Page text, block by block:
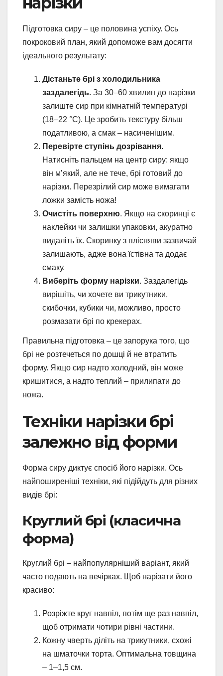
Підготовка сиру – це половина успіху. Ось
покроковий план, який допоможе вам досягти
ідеального результату:
Дістаньте брі з холодильника
заздалегідь. За 30–60 хвилин до нарізки
залиште сир при кімнатній температурі
(18–22 °C). Це зробить текстуру більш
податливою, а смак – насиченішим.
Перевірте ступінь дозрівання.
Натисніть пальцем на центр сиру: якщо
він м’який, але не тече, брі готовий до
нарізки. Перезрілий сир може вимагати
ложки замість ножа!
Очистіть поверхню. Якщо на скоринці є
наклейки чи залишки упаковки, акуратно
видаліть їх. Скоринку з плісняви зазвичай
залишають, адже вона їстівна та додає
смаку.
Виберіть форму нарізки. Заздалегідь
вирішіть, чи хочете ви трикутники,
скибочки, кубики чи, можливо, просто
розмазати брі по крекерах.
Правильна підготовка – це запорука того, що
брі не розтечеться по дошці й не втратить
форму. Якщо сир надто холодний, він може
кришитися, а надто теплий – прилипати до
ножа.
Техніки нарізки брі
залежно від форми
Форма сиру диктує спосіб його нарізки. Ось
найпоширеніші техніки, які підійдуть для різних
видів брі:
Круглий брі (класична
форма)
Круглий брі – найпопулярніший варіант, який
часто подають на вечірках. Щоб нарізати його
красиво:
Розріжте круг навпіл, потім ще раз навпіл,
щоб отримати чотири рівні частини.
Кожну чверть діліть на трикутники, схожі
на шматочки торта. Оптимальна товщина
– 1–1,5 см.